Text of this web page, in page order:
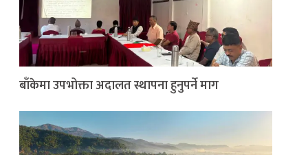
बाँकेमा उपभोक्ता अदालत स्थापना हुनुपर्ने माग